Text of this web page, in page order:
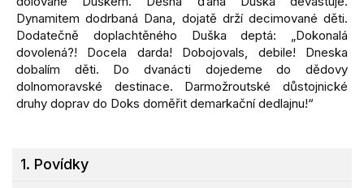
Dynamitem dodrbaná Dana, dojatě drží decimované děti.
Dodatečně doplachtěného Duška deptá: „Dokonalá
dovolená?! Docela darda! Dobojovals, debile! Dneska
dobalím děti. Do dvanácti dojedeme do dědovy
dolnomoravské destinace. Darmožroutské důstojnické
druhy doprav do Doks doměřit demarkační dedlajnu!“
1. Povídky